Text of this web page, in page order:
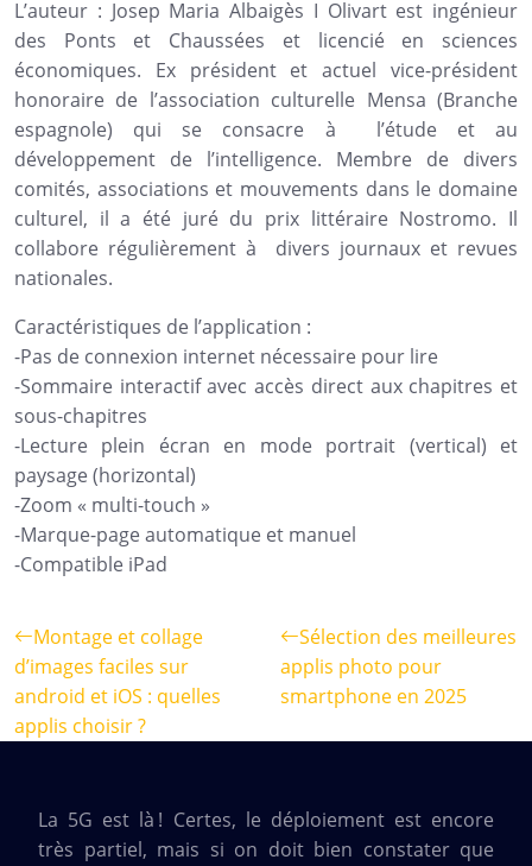
L’auteur : Josep Maria Albaigès I Olivart est ingénieur
des Ponts et Chaussées et licencié en sciences
économiques. Ex président et actuel vice-président
honoraire de l’association culturelle Mensa (Branche
espagnole) qui se consacre à l’étude et au
développement de l’intelligence. Membre de divers
comités, associations et mouvements dans le domaine
culturel, il a été juré du prix littéraire Nostromo. Il
collabore régulièrement à divers journaux et revues
nationales.
Caractéristiques de l’application :
-Pas de connexion internet nécessaire pour lire
-Sommaire interactif avec accès direct aux chapitres et
sous-chapitres
-Lecture plein écran en mode portrait (vertical) et
paysage (horizontal)
-Zoom « multi-touch »
-Marque-page automatique et manuel
-Compatible iPad
Montage et collage
d’images faciles sur
android et iOS : quelles
applis choisir ?
Sélection des meilleures
applis photo pour
smartphone en 2025
La 5G est là ! Certes, le déploiement est encore
très partiel, mais si on doit bien constater que